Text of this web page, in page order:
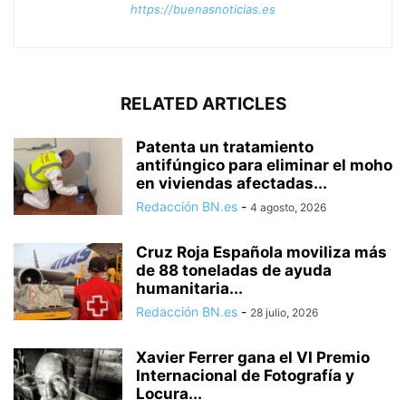
https://buenasnoticias.es
RELATED ARTICLES
Patenta un tratamiento
antifúngico para eliminar el moho
en viviendas afectadas...
Redacción BN.es - 4 agosto, 2026
Cruz Roja Española moviliza más
de 88 toneladas de ayuda
humanitaria...
Redacción BN.es - 28 julio, 2026
Xavier Ferrer gana el VI Premio
Internacional de Fotografía y
Locura...